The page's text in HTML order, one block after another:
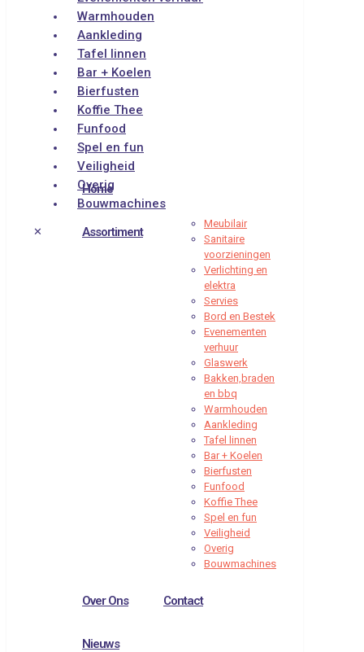
Warmhouden
Aankleding
Tafel linnen
Bar + Koelen
Bierfusten
Koffie Thee
Funfood
Spel en fun
Veiligheid
Overig
Bouwmachines
✕
Home
Assortiment
Meubilair
Sanitaire
voorzieningen
Verlichting en
elektra
Servies
Bord en Bestek
Evenementen
verhuur
Glaswerk
Bakken,braden
en bbq
Warmhouden
Aankleding
Tafel linnen
Bar + Koelen
Bierfusten
Funfood
Koffie Thee
Spel en fun
Veiligheid
Overig
Bouwmachines
Over Ons Contact
Nieuws